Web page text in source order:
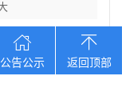
服务
服务
公告公示 返回顶部